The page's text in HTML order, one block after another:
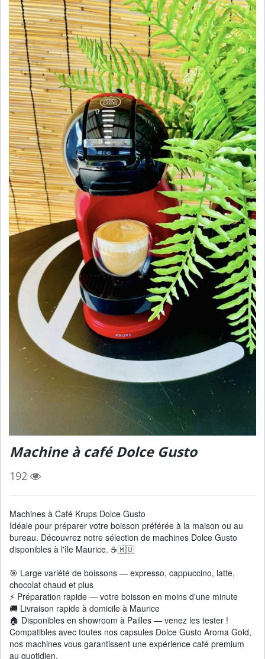
Machine à café Dolce Gusto
192
Machines à Café Krups Dolce Gusto
Idéale pour préparer votre boisson préférée à la maison ou au
bureau. Découvrez notre sélection de machines Dolce Gusto
disponibles à l'île Maurice. ☕🇲🇺
🎯 Large variété de boissons — expresso, cappuccino, latte,
chocolat chaud et plus
⚡ Préparation rapide — votre boisson en moins d'une minute
🚚 Livraison rapide à domicile à Maurice
🏠 Disponibles en showroom à Pailles — venez les tester !
Compatibles avec toutes nos capsules Dolce Gusto Aroma Gold,
nos machines vous garantissent une expérience café premium
au quotidien.